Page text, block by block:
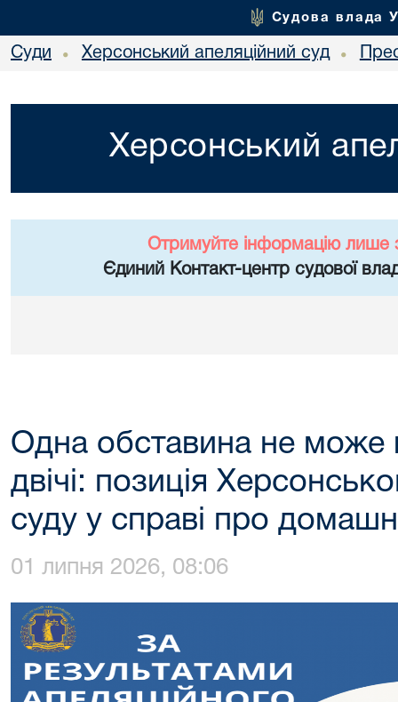
Судова влада
Суди • Херсонський апеляційний суд •
Херсонський
Отримуйте інформацію лише
Єдиний Контакт-центр судової
Одна обставина не може
двічі: позиція
суду у справі про
01 липня 2026, 08:06